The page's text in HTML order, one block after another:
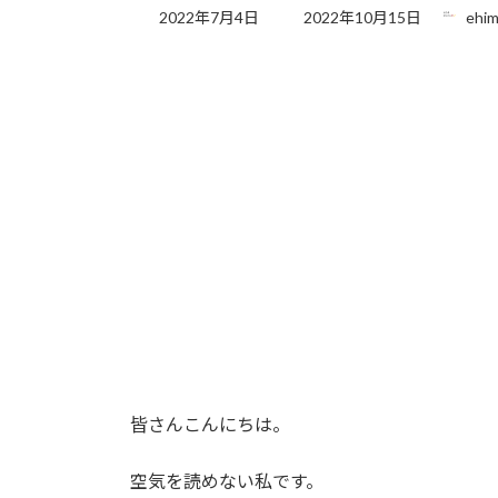
2022年7月4日
最
2022年10月15日
皆さんこんにちは。
空気を読めない私です。